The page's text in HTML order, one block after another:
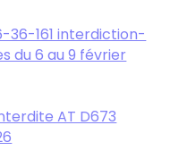
36-161 interdiction-
du 6 au 9 février
AT D673